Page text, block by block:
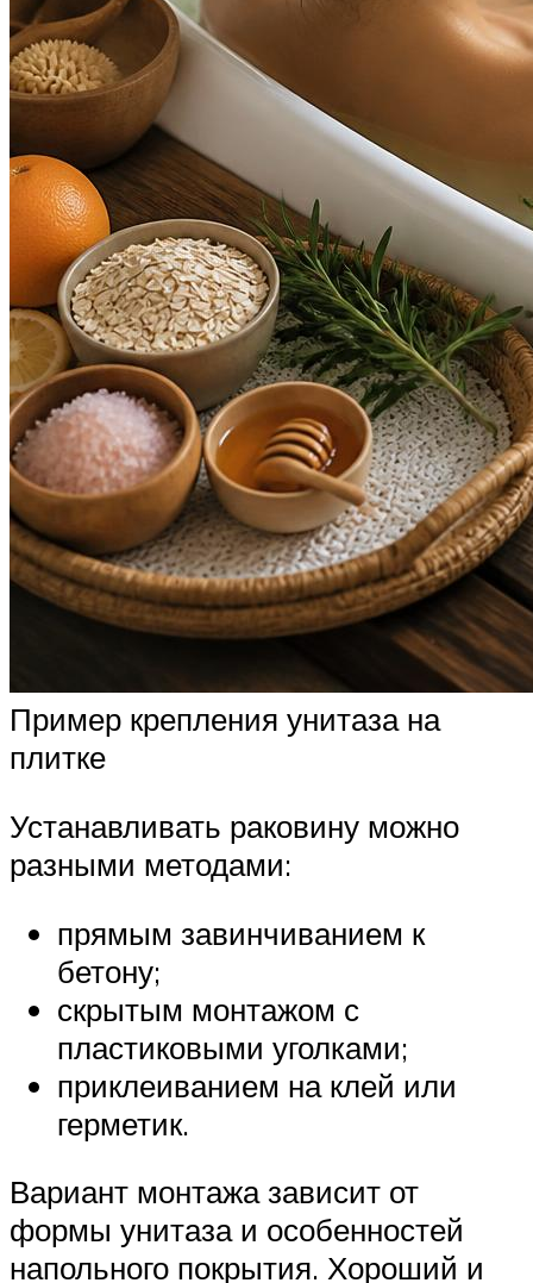
Пример крепления унитаза на
плитке
Устанавливать раковину можно
разными методами:
прямым завинчиванием к
бетону;
скрытым монтажом с
пластиковыми уголками;
приклеиванием на клей или
герметик.
Вариант монтажа зависит от
формы унитаза и особенностей
напольного покрытия. Хороший и